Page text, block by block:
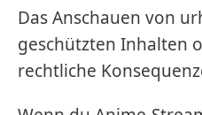
Das Anschauen von
geschützten Inhalten
rechtliche